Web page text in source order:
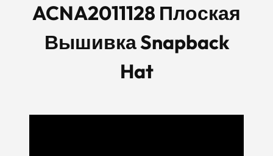
ACNA2011128 Плоская
Вышивка Snapback
Hat